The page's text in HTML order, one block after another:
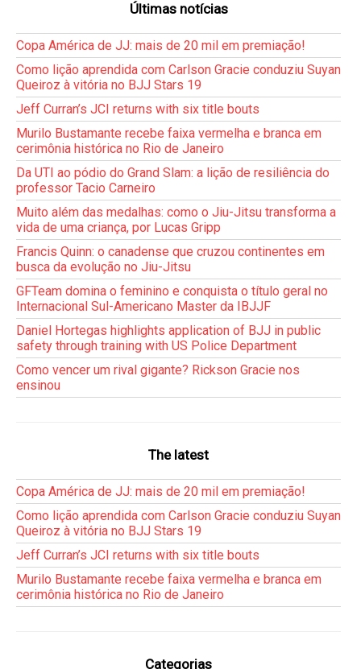
Últimas notícias
Copa América de JJ: mais de 20 mil em premiação!
Como lição aprendida com Carlson Gracie conduziu Suyan
Queiroz à vitória no BJJ Stars 19
Jeff Curran’s JCI returns with six title bouts
Murilo Bustamante recebe faixa vermelha e branca em
cerimônia histórica no Rio de Janeiro
Da UTI ao pódio do Grand Slam: a lição de resiliência do
professor Tacio Carneiro
Muito além das medalhas: como o Jiu-Jitsu transforma a
vida de uma criança, por Lucas Gripp
Francis Quinn: o canadense que cruzou continentes em
busca da evolução no Jiu-Jitsu
GFTeam domina o feminino e conquista o título geral no
Internacional Sul-Americano Master da IBJJF
Daniel Hortegas highlights application of BJJ in public
safety through training with US Police Department
Como vencer um rival gigante? Rickson Gracie nos
ensinou
The latest
Copa América de JJ: mais de 20 mil em premiação!
Como lição aprendida com Carlson Gracie conduziu Suyan
Queiroz à vitória no BJJ Stars 19
Jeff Curran’s JCI returns with six title bouts
Murilo Bustamante recebe faixa vermelha e branca em
cerimônia histórica no Rio de Janeiro
Categorias